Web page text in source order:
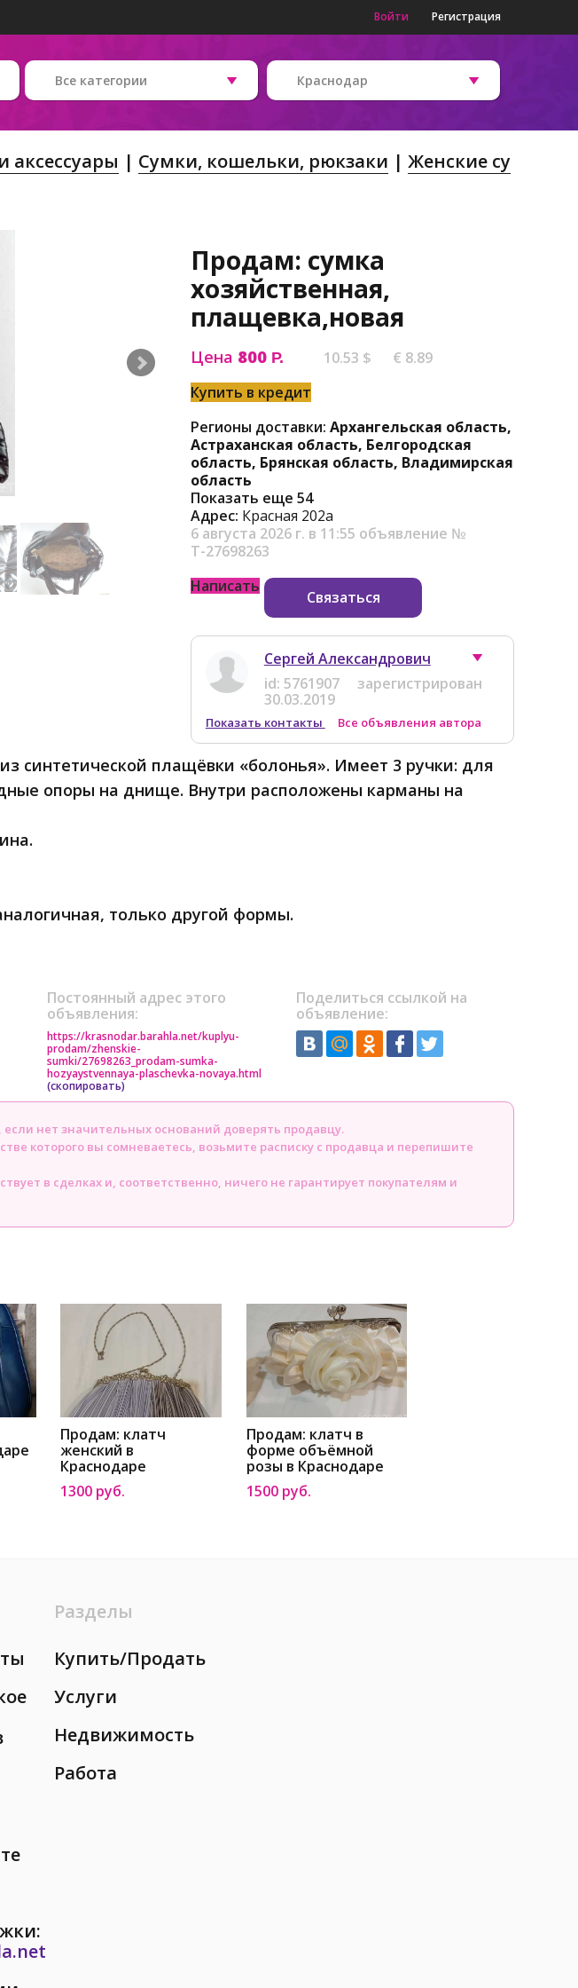
Войти Регистрация
Все категории Краснодар
аксессуары Сумки, кошельки, рюкзаки
Женские су
Продам: сумка
хозяйственная,
плащевка,новая
Цена 800 Р. 10.53 $
€ 8.89
Купить в кредит
Регионы доставки: Архангельская область,
Астраханская область, Белгородская
область, Брянская область, Владимирская
область
Показать еще 54
Адрес: Красная 202а
6 августа 2026 г. в 11:55 объявление №
Т-27698263
Написать
Связаться
Сергей Александрович
id: 5761907
зарегистрирован
30.03.2019
Показать контакты Все объявления автора
синтетической плащёвки «болонья». Имеет 3 ручки: для
опоры на днище. Внутри расположены карманы на
только другой формы.
Постоянный адрес этого
объявления:
https://krasnodar.barahla.net/kuplyu-
prodam/zhenskie-
sumki/27698263_prodam-sumka-
hozyaystvennaya-plaschevka-novaya.html
(скопировать)
Поделиться ссылкой на
объявление:
нет значительных оснований доверять продавцу.
которого вы сомневаетесь, возьмите расписку с продавца и перепишите
в сделках и, соответственно, ничего не гарантирует покупателям и
Продам: клатч
женский в
Краснодаре
1300 руб.
Продам: клатч в
форме объёмной
розы в Краснодаре
1500 руб.
Разделы
Купить/Продать
Услуги
Недвижимость
Работа